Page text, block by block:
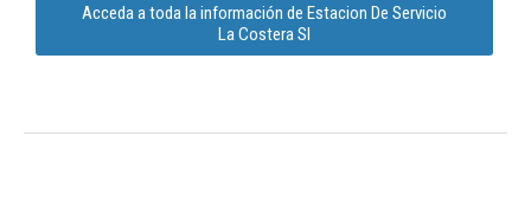
Acceda a toda la información de Estacion De Servicio
La Costera Sl